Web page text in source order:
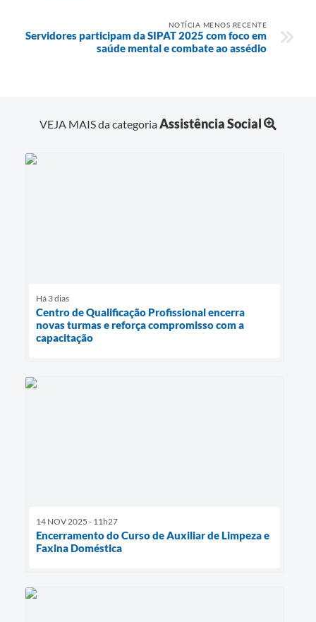
NOTÍCIA MENOS RECENTE
Servidores participam da SIPAT 2025 com foco em
saúde mental e combate ao assédio
VEJA MAIS da categoriaAssistência Social
Há 3 dias
Centro de Qualificação Profissional encerra
novas turmas e reforça compromisso com a
capacitação
14 NOV 2025 - 11h27
Encerramento do Curso de Auxiliar de Limpeza e
Faxina Doméstica